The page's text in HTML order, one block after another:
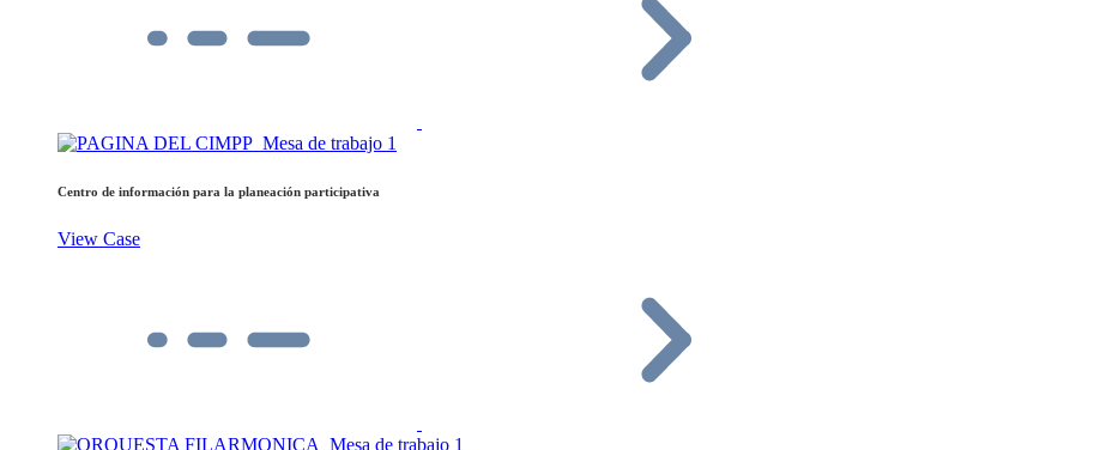
Centro de información para la planeación participativa
View Case